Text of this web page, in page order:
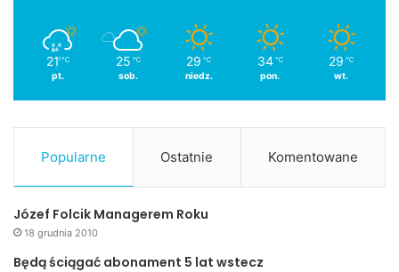
21 ℃
pt.
25 ℃
sob.
29 ℃
niedz.
34 ℃
pon.
29 ℃
wt.
Popularne Ostatnie Komentowane
Józef Folcik Managerem Roku
18 grudnia 2010
Będą ściągać abonament 5 lat wstecz